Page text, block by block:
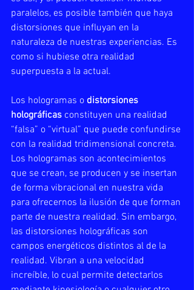
paralelos, es posible también que haya
distorsiones que influyan en la
naturaleza de nuestras experiencias. Es
como si hubiese otra realidad
superpuesta a la actual.
Los hologramas o distorsiones
holográficas constituyen una realidad
“falsa” o “virtual” que puede confundirse
con la realidad tridimensional concreta.
Los hologramas son acontecimientos
que se crean, se producen y se insertan
de forma vibracional en nuestra vida
para ofrecernos la ilusión de que forman
parte de nuestra realidad. Sin embargo,
las distorsiones holográficas son
campos energéticos distintos al de la
realidad. Vibran a una velocidad
increíble, lo cual permite detectarlos